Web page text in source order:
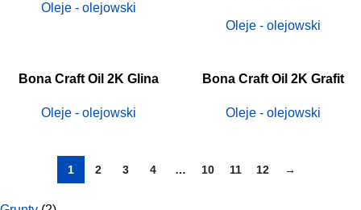
Oleje - olejowski
Oleje - olejowski
Bona Craft Oil 2K Glina
Oleje - olejowski
Bona Craft Oil 2K Grafit
Oleje - olejowski
1 2 3 4 … 10 11 12 →